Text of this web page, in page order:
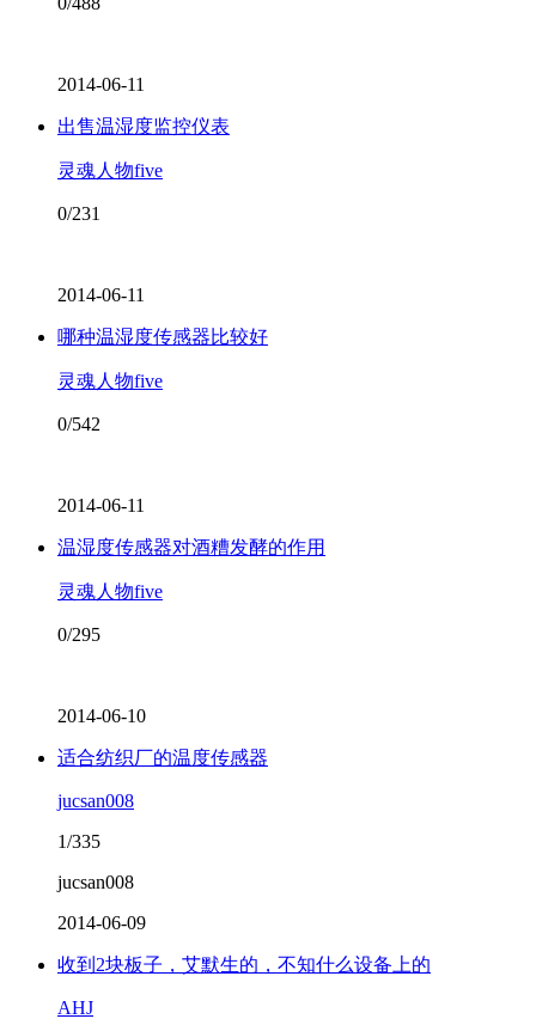
2014-06-11
出售温湿度监控仪表
灵魂人物five
0/231
2014-06-11
哪种温湿度传感器比较好
灵魂人物five
0/542
2014-06-11
温湿度传感器对酒糟发酵的作用
灵魂人物five
0/295
2014-06-10
适合纺织厂的温度传感器
jucsan008
1/335
jucsan008
2014-06-09
收到2块板子，艾默生的，不知什么设备上的
AHJ